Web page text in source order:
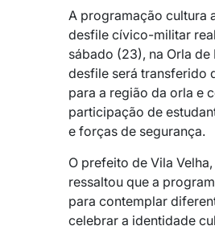
A programação cultura
desfile cívico-militar
sábado (23), na Orla
desfile será transferido
para a região da orla e
participação de
e forças de segurança.
O prefeito de Vila
ressaltou que a
para contemplar
celebrar a identidade